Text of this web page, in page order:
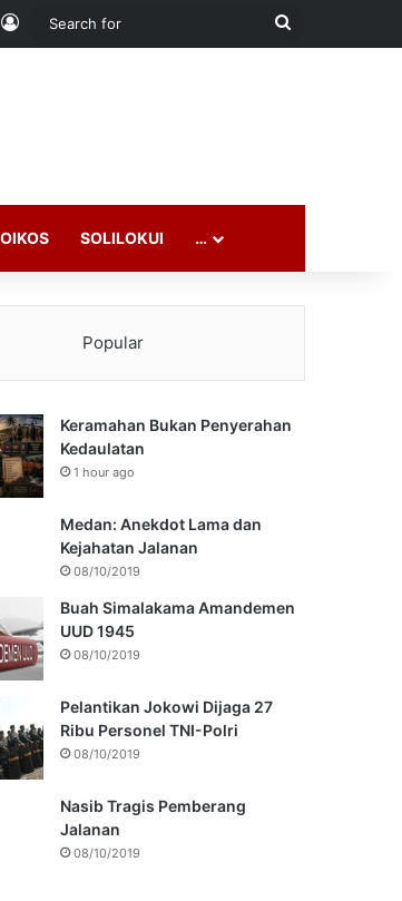
Log In
Search
OIKOS SOLILOKUI …
Popular
Keramahan Bukan Penyerahan
Kedaulatan
1 hour ago
Medan: Anekdot Lama dan
Kejahatan Jalanan
08/10/2019
Buah Simalakama Amandemen
UUD 1945
08/10/2019
Pelantikan Jokowi Dijaga 27
Ribu Personel TNI-Polri
08/10/2019
Nasib Tragis Pemberang
Jalanan
08/10/2019